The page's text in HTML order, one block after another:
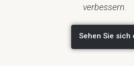
verbessern.
Sehen Sie sich